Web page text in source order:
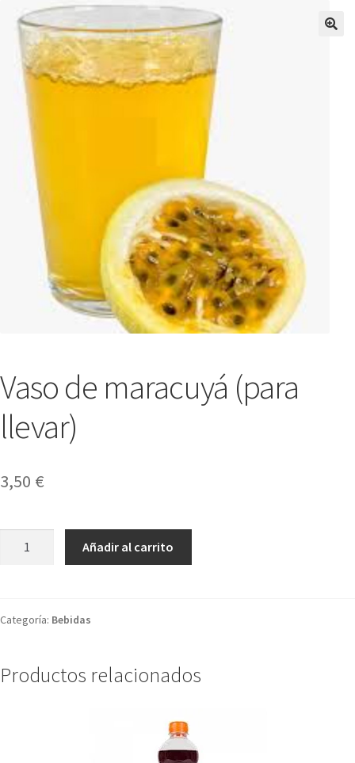
Vaso de maracuyá (para
llevar)
3,50 €
llevar)
Añadir al carrito
Categoría: Bebidas
Productos relacionados